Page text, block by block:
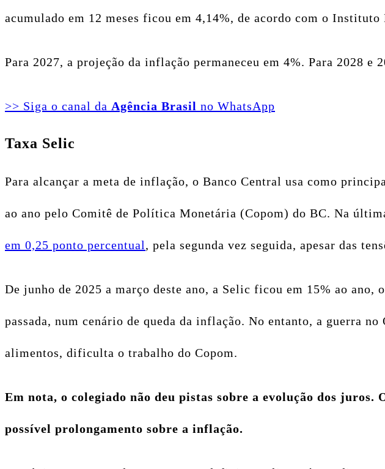
acumulado em 12 meses ficou em 4,14%, de acordo com o
Para 2027, a projeção da inflação permaneceu em 4%. Para 2028 e
>> Siga o canal da Agência Brasil no WhatsApp
Taxa Selic
Para alcançar a meta de inflação, o Banco Central usa como
ao ano pelo Comitê de Política Monetária (Copom) do BC. Na
em 0,25 ponto percentual, pela segunda vez seguida, apesar das
De junho de 2025 a março deste ano, a Selic ficou em 15% ao
passada, num cenário de queda da inflação. No entanto, a guerra
alimentos, dificulta o trabalho do Copom.
Em nota, o colegiado não deu pistas sobre a evolução dos
possível prolongamento sobre a inflação.